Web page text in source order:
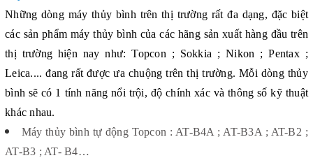
Những dòng máy thủy bình trên thị trường rất đa dạng, đặc biệt
các sản phẩm máy thủy bình của các hãng sản xuất hàng đầu trên
thị trường hiện nay như: Topcon ; Sokkia ; Nikon ; Pentax ;
Leica.... đang rất được ưa chuộng trên thị trường. Mỗi dòng thủy
bình sẽ có 1 tính năng nổi trội, độ chính xác và thông số kỹ thuật
khác nhau.
Máy thủy bình tự động Topcon : AT-B4A ; AT-B3A ; AT-B2 ;
AT-B3 ; AT- B4…